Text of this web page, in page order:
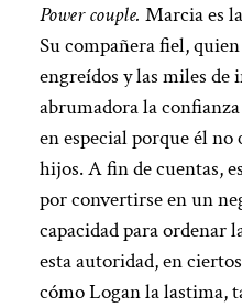
Power couple. Marcia es
Su compañera fiel,
engreídos y las miles de
abrumadora la
en especial porque él
hijos. A fin de cuentas,
por convertirse en un
capacidad para ordenar
esta autoridad, en
cómo Logan la lastima,